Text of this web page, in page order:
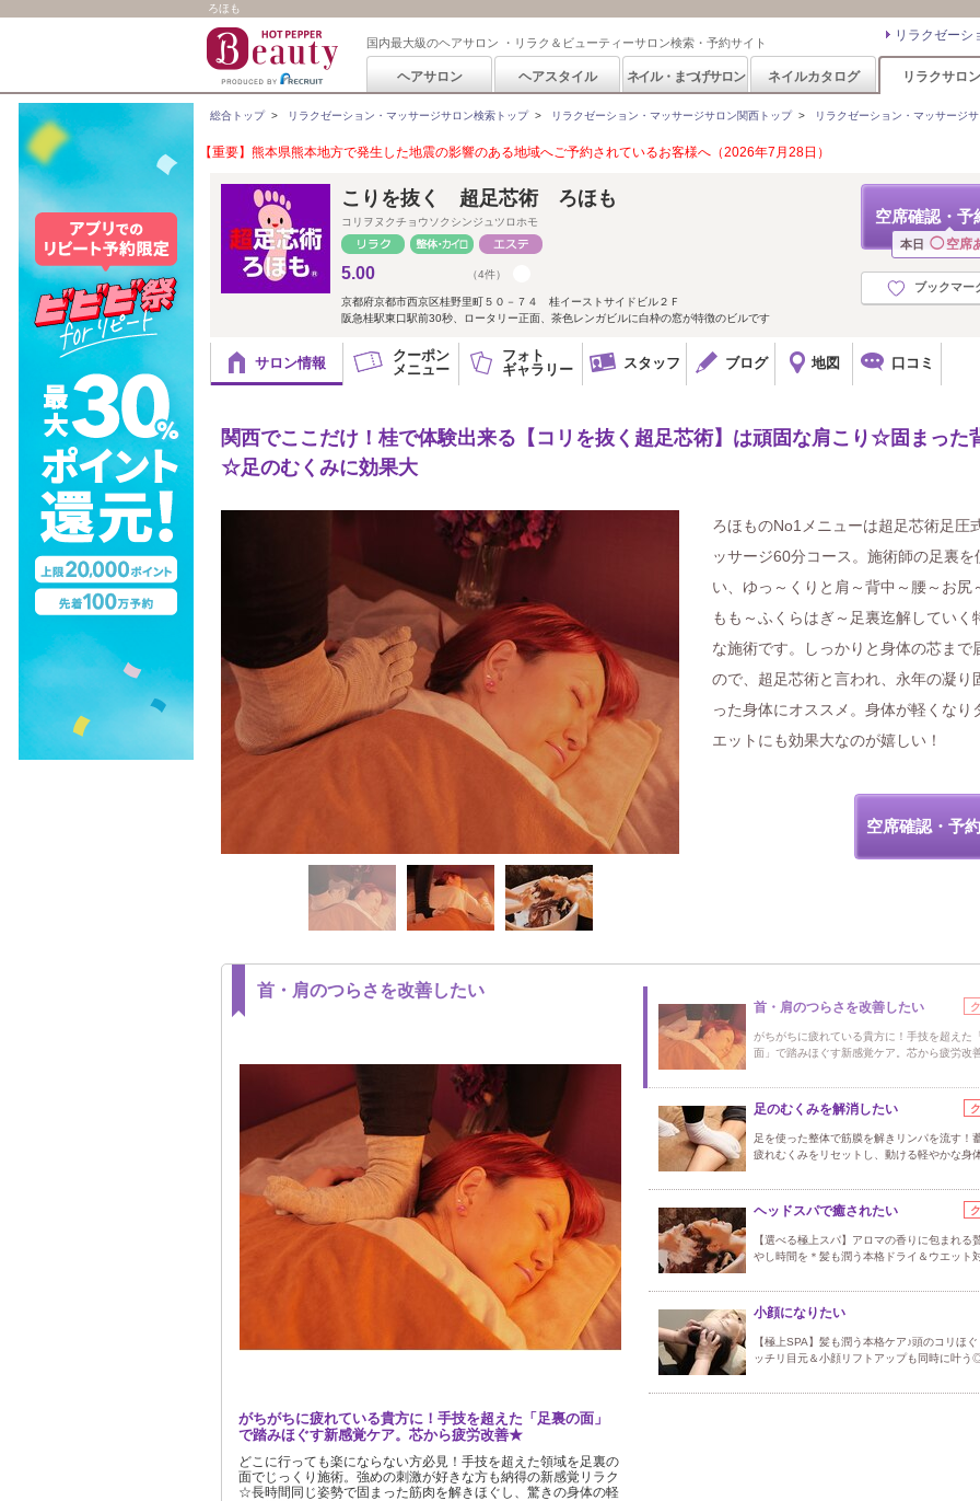
ろほも
国内最大級のヘアサロン ・リラク＆ビューティーサロン検索・予約サイト リラクゼーシ
ヘアサロン ヘアスタイル ネイル・まつげサロン ネイルカタログ リラクサロン
総合トップ> リラクゼーション・マッサージサロン検索トップ> リラクゼーション・マッサージサロン関西トップ> リラクゼーション・マッサージ
【重要】熊本県熊本地方で発生した地震の影響のある地域へご予約されているお客様へ（2026年7月28日）
空席確認・予
本日 ◯ 空席
ブックマー
こりを抜く 超足芯術 ろほも
コリヲヌクチョウソクシンジュツロホモ
5.00 （4件）
京都府京都市西京区桂野里町５０－７４ 桂イーストサイドビル２Ｆ
阪急桂駅東口駅前30秒、ロータリー正面、茶色レンガビルに白枠の窓が特徴のビルです
サロン情報
クーポン
メニュー
フォト
ギャラリー
スタッフ ブログ 地図 口コミ
関西でここだけ！桂で体験出来る【コリを抜く超足芯術】は頑固な肩こり☆固まった
☆足のむくみに効果大
ろほものNo1メニューは超足芯術足圧
ッサージ60分コース。施術師の足裏を
い、ゆっ～くりと肩～背中～腰～お尻
もも～ふくらはぎ～足裏迄解していく
な施術です。しっかりと身体の芯まで
ので、超足芯術と言われ、永年の凝り
った身体にオススメ。身体が軽くなり
エットにも効果大なのが嬉しい！
空席確認・予
首・肩のつらさを改善したい
がちがちに疲れている貴方に！手技を超えた「足裏の面」
で踏みほぐす新感覚ケア。芯から疲労改善★
どこに行っても楽にならない方必見！手技を超えた領域を足裏の
面でじっくり施術。強めの刺激が好きな方も納得の新感覚リラク
☆長時間同じ姿勢で固まった筋肉を解きほぐし、驚きの身体の軽
首・肩のつらさを改善したい
がちがちに疲れている貴方に！手技を超えた
面」で踏みほぐす新感覚ケア。芯から疲労改
足のむくみを解消したい
足を使った整体で筋膜を解きリンパを流す！
疲れむくみをリセットし、動ける軽やかな身
ヘッドスパで癒されたい
【選べる極上スパ】アロマの香りに包まれる
やし時間を＊髪も潤う本格ドライ＆ウエット
小顔になりたい
【極上SPA】髪も潤う本格ケア♪頭のコリほ
ッチリ目元＆小顔リフトアップも同時に叶う